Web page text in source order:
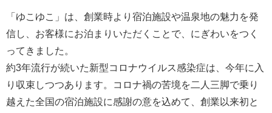
「ゆこゆこ」は、創業時より宿泊施設や温泉地の魅力を発
信し、お客様にお泊まりいただくことで、にぎわいをつく
ってきました。
約3年流行が続いた新型コロナウイルス感染症は、今年に入
り収束しつつあります。コロナ禍の苦境を二人三脚で乗り
越えた全国の宿泊施設に感謝の意を込めて、創業以来初と